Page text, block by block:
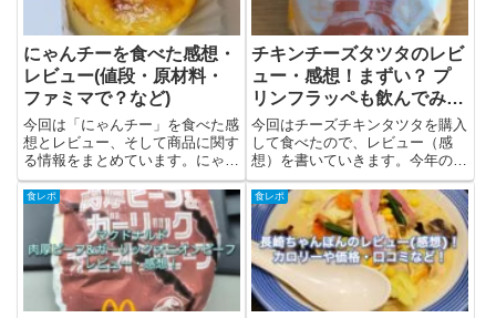
にゃんチーを食べた感想・
レビュー(値段・原材料・
ファミマで？など)
今回は「にゃんチー」を食べた感
想とレビュー、そして商品に関す
る情報をまとめています。にゃん
チーとは？にゃんチーは株式会社
オールハーツ・カンパニーが販売
しているバスク風チーズケーキ。
高温焼成をすることでこんがりと
焼き色をつけた、ねこ型のチー
ズ...
チキンチーズタツタのレビ
ュー・感想！まずい？ プ
リンフラッペも飲んでみた
【2026年】
今回はチーズチキンタツタを購入
して食べたので、レビュー（感
想）を書いていきます。今年のマ
クドナルドのチキンタツタはガン
ダムとコラボしているようです。
結論としては、・あっさり系で食
べやすい・チーズ感は弱め・ガッ
ツリ系が好きな人には物足りない
と...
食レポ 食レポ